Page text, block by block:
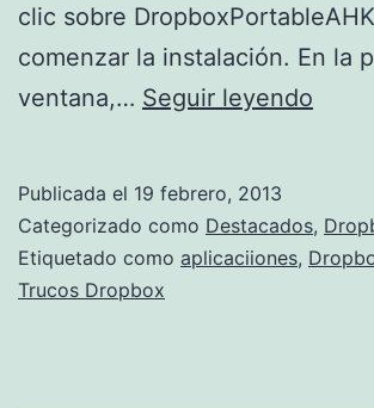
clic sobre
comenzar la instalación. En la
ventana,… Seguir leyendo
en
el
Publicada el 19 febrero, 2013
Categorizado como Destacados,
Etiquetado como aplicaciiones,
Trucos Dropbox